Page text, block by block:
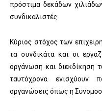
πρόστιμα δεκάδων
συνδικαλιστές.
Κύριος στόχος των
τα συνδικάτα και οι
οργάνωση και διεκδίκηση
ταυτόχρονα ενισχύουν
οργανώσεις όπως η